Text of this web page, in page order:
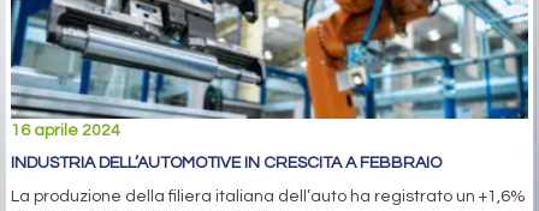
16 aprile 2024
INDUSTRIA DELL’AUTOMOTIVE IN CRESCITA A FEBBRAIO
La produzione della filiera italiana dell’auto ha registrato un +1,6%